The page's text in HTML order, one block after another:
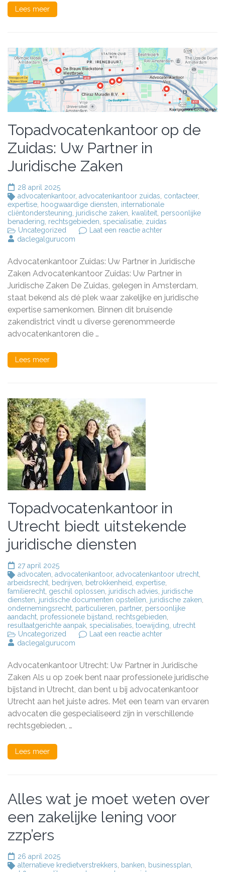
Lees meer
Topadvocatenkantoor op de
Zuidas: Uw Partner in
Juridische Zaken
28 april 2025
advocatenkantoor, advocatenkantoor zuidas, contacteer,
expertise, hoogwaardige diensten, internationale
cliëntondersteuning, juridische zaken, kwaliteit, persoonlijke
benadering, rechtsgebieden, specialisatie, zuidas
Uncategorized
Laat een reactie achterop
Zuidas:
Uw
Partner
in
Juridische
Zaken
daclegalgurucom
Advocatenkantoor Zuidas: Uw Partner in Juridische
Zaken Advocatenkantoor Zuidas: Uw Partner in
Juridische Zaken De Zuidas, gelegen in Amsterdam,
staat bekend als dé plek waar zakelijke en juridische
expertise samenkomen. Binnen dit bruisende
zakendistrict vindt u diverse gerenommeerde
advocatenkantoren die …
Lees meer
Topadvocatenkantoor in
Utrecht biedt uitstekende
juridische diensten
27 april 2025
advocaten, advocatenkantoor, advocatenkantoor utrecht,
arbeidsrecht, bedrijven, betrokkenheid, expertise,
familierecht, geschil oplossen, juridisch advies, juridische
diensten, juridische documenten opstellen, juridische zaken,
ondernemingsrecht, particulieren, partner, persoonlijke
aandacht, professionele bijstand, rechtsgebieden,
resultaatgerichte aanpak, specialisaties, toewijding, utrecht
Uncategorized
Laat een reactie achterop
biedt
uitstekende
juridische
diensten
daclegalgurucom
Advocatenkantoor Utrecht: Uw Partner in Juridische
Zaken Als u op zoek bent naar professionele juridische
bijstand in Utrecht, dan bent u bij advocatenkantoor
Utrecht aan het juiste adres. Met een team van ervaren
advocaten die gespecialiseerd zijn in verschillende
rechtsgebieden, …
Lees meer
Alles wat je moet weten over
een zakelijke lening voor
zzp’ers
26 april 2025
alternatieve kredietverstrekkers, banken, businessplan,